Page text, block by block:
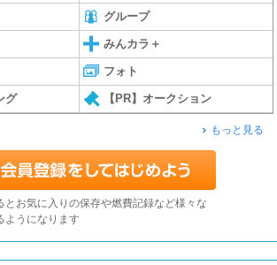
グループ
みんカラ＋
フォト
グ 【PR】オークション
もっと見る
とお気に入りの保存や燃費記録など様々な
ようになります